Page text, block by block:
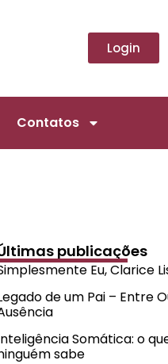
Login
Contatos
publicações
Eu, Clarice
de um Pai – Entre
Somática: o
sabe